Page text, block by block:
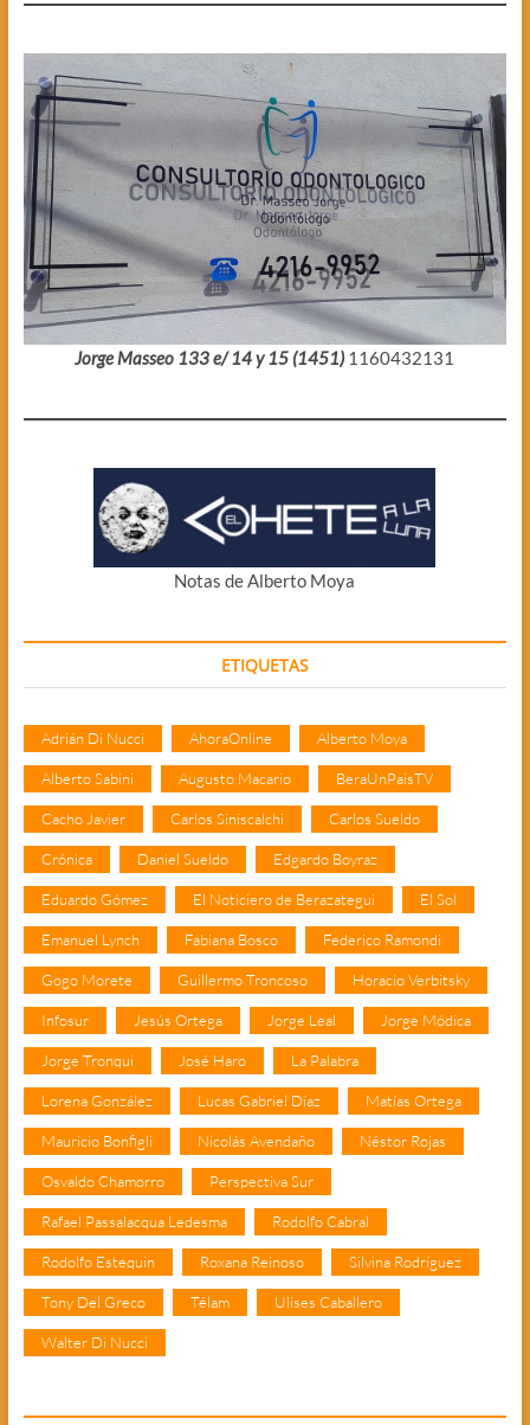
Jorge Masseo 133 e/ 14 y 15 (1451) 1160432131
Notas de Alberto Moya
ETIQUETAS
Adrián Di Nucci AhoraOnline Alberto Moya
Alberto Sabini Augusto Macario BeraUnPaisTV
Cacho Javier Carlos Siniscalchi Carlos Sueldo
Crónica Daniel Sueldo Edgardo Boyraz
Eduardo Gómez El Noticiero de Berazategui El Sol
Emanuel Lynch Fabiana Bosco Federico Ramondi
Gogo Morete Guillermo Troncoso Horacio Verbitsky
Infosur Jesús Ortega Jorge Leal Jorge Módica
Jorge Tronqui José Haro La Palabra
Lorena González Lucas Gabriel Díaz Matías Ortega
Mauricio Bonfigli Nicolás Avendaño Néstor Rojas
Osvaldo Chamorro Perspectiva Sur
Rafael Passalacqua Ledesma Rodolfo Cabral
Rodolfo Estequin Roxana Reinoso Silvina Rodríguez
Tony Del Greco Télam Ulises Caballero
Walter Di Nucci